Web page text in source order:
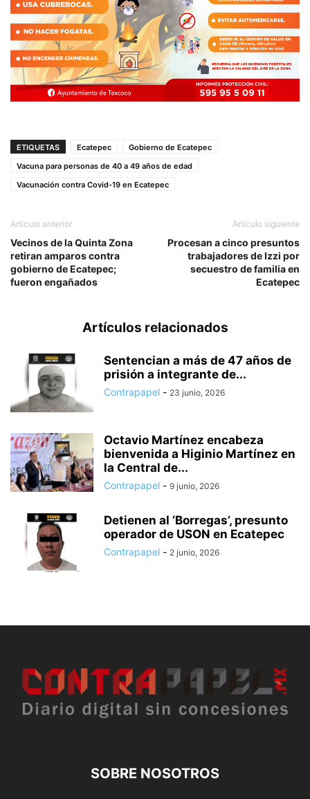
ETIQUETAS Ecatepec
Gobierno de Ecatepec
Vacuna para personas de 40 a 49 años de edad
Vacunación contra Covid-19 en Ecatepec
Artículo anterior
Vecinos de la Quinta Zona
retiran amparos contra
gobierno de Ecatepec;
fueron engañados
Artículo siguiente
Procesan a cinco presuntos
trabajadores de Izzi por
secuestro de familia en
Ecatepec
Artículos relacionados
Sentencian a más de 47 años de
prisión a integrante de...
Contrapapel - 23 junio, 2026
Octavio Martínez encabeza
bienvenida a Higinio Martínez en
la Central de...
Contrapapel - 9 junio, 2026
Detienen al ‘Borregas’, presunto
operador de USON en Ecatepec
Contrapapel - 2 junio, 2026
SOBRE NOSOTROS